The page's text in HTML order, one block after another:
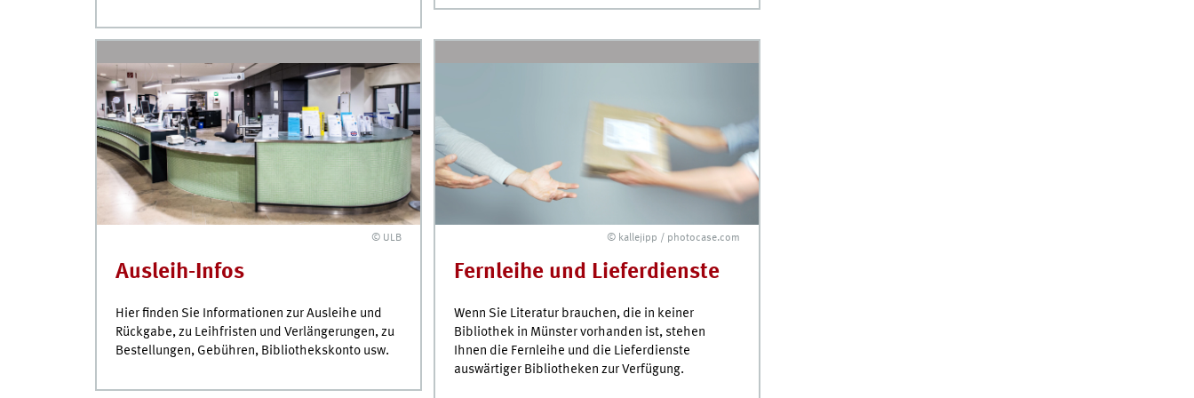
© ULB
Ausleih-Infos
Hier finden Sie Informationen zur Ausleihe und
Rückgabe, zu Leihfristen und Verlängerungen, zu
Bestellungen, Gebühren, Bibliothekskonto usw.
© kallejipp / photocase.com
Fernleihe und Lieferdienste
Wenn Sie Literatur brauchen, die in keiner
Bibliothek in Münster vorhanden ist, stehen
Ihnen die Fernleihe und die Lieferdienste
auswärtiger Bibliotheken zur Verfügung.